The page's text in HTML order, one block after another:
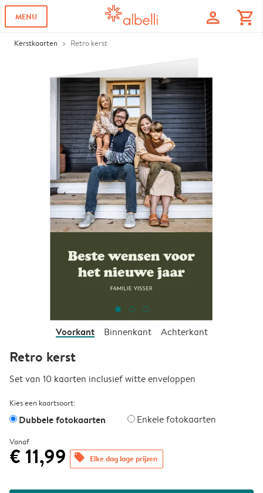
MENU profile shopping_cart
Kerstkaarten Retro kerst
Voorkant Binnenkant Achterkant
Retro kerst
Set van 10 kaarten inclusief witte enveloppen
Kies een kaartsoort:
Dubbele fotokaarten Enkele fotokaarten
Vanaf
€ 11,99 offers Elke dag lage prijzen